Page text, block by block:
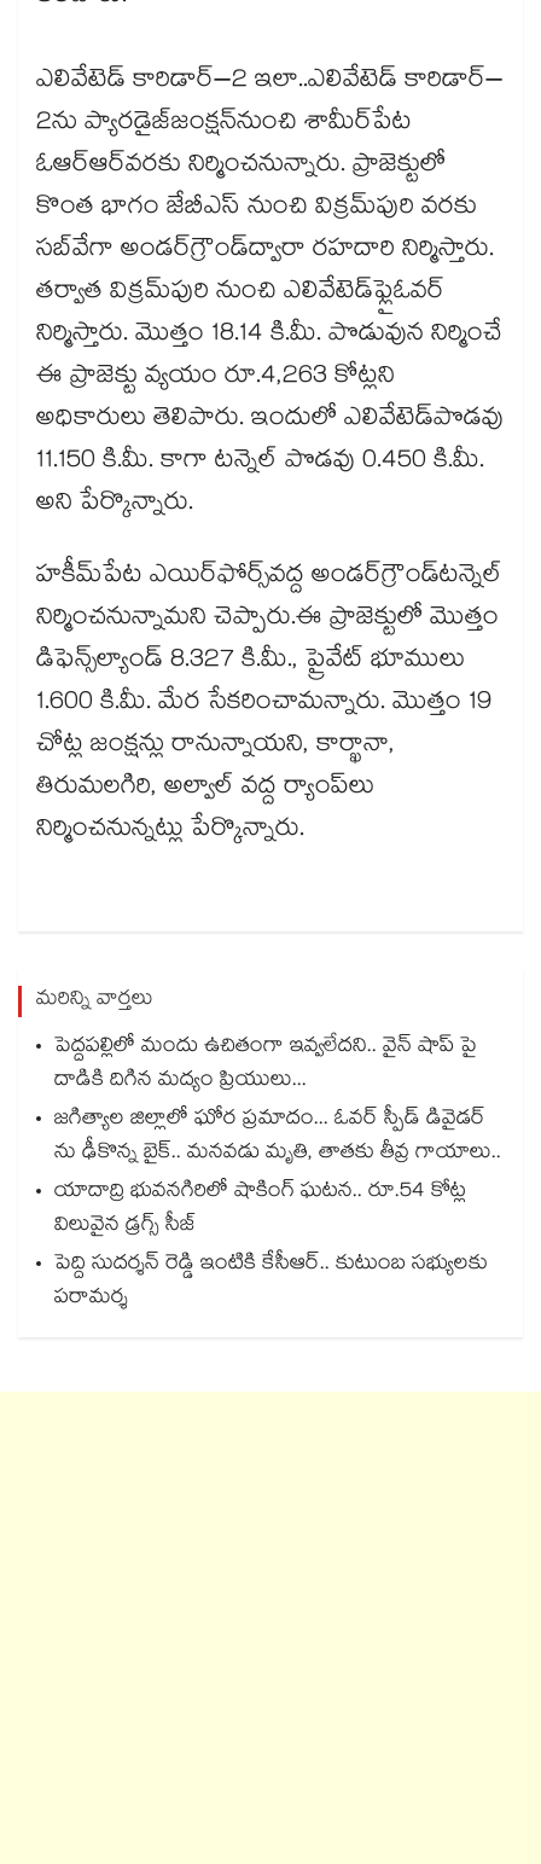
ఎలివేటెడ్​ కారిడార్–2 ఇలా..ఎలివేటెడ్ కారిడార్–
2ను ప్యారడైజ్​జంక్షన్​నుంచి శామీర్​పేట
ఓఆర్ఆర్​వరకు నిర్మించనున్నారు. ప్రాజెక్టులో
కొంత భాగం జేబీఎస్​ నుంచి విక్రమ్​పురి వరకు
సబ్​వేగా అండర్​గ్రౌండ్​ద్వారా రహదారి నిర్మిస్తారు.
తర్వాత విక్రమ్​పురి నుంచి ఎలివేటెడ్​ఫ్లైఓవర్​
నిర్మిస్తారు. మొత్తం 18.14 కి.మీ. పొడువున నిర్మించే
ఈ ప్రాజెక్టు వ్యయం రూ.4,263 కోట్లని
అధికారులు తెలిపారు. ఇందులో ఎలివేటెడ్​పొడవు
11.150 కి.మీ. కాగా టన్నెల్​ పొడవు 0.450 కి.మీ.
అని పేర్కొన్నారు.
హకీమ్​పేట ఎయిర్​ఫోర్స్​వద్ద అండర్​గ్రౌండ్​టన్నెల్​
నిర్మించనున్నామని చెప్పారు.ఈ ప్రాజెక్టులో మొత్తం
డిఫెన్స్​ల్యాండ్​ 8.327 కి.మీ., ప్రైవేట్ భూములు
1.600 కి.మీ. మేర సేకరించామన్నారు. మొత్తం 19
చోట్ల జంక్షన్లు రానున్నాయని, కార్ఖానా,
తిరుమలగిరి, అల్వాల్ వద్ద ర్యాంప్​లు
నిర్మించనున్నట్లు పేర్కొన్నారు.
మరిన్ని వార్తలు
పెద్దపల్లిలో మందు ఉచితంగా ఇవ్వలేదని.. వైన్ షాప్ పై
దాడికి దిగిన మద్యం ప్రియులు...
జగిత్యాల జిల్లాలో ఘోర ప్రమాదం... ఓవర్ స్పీడ్ డివైడర్
ను ఢీకొన్న బైక్.. మనవడు మృతి, తాతకు తీవ్ర గాయాలు..
యాదాద్రి భువనగిరిలో షాకింగ్ ఘటన.. రూ.54 కోట్ల
విలువైన డ్రగ్స్ సీజ్
పెద్ది సుదర్శన్ రెడ్డి ఇంటికి కేసీఆర్.. కుటుంబ సభ్యులకు
పరామర్శ